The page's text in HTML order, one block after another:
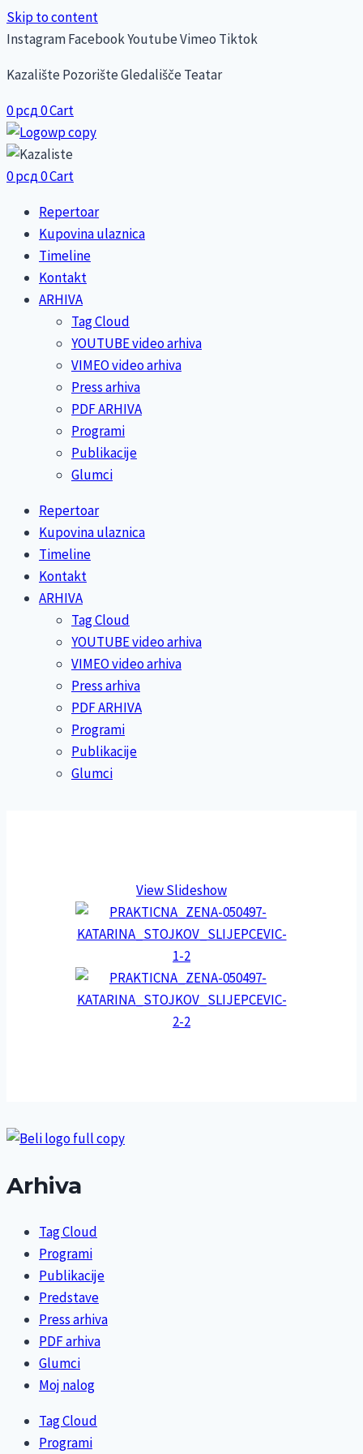
Skip to content
InstagramFacebookYoutubeVimeo Tiktok
Kazalište Pozorište Gledališče Teatar
0рсд0Cart
0рсд0Cart
Repertoar
Kupovina ulaznica
Timeline
Kontakt
ARHIVA
Tag Cloud
YOUTUBE video arhiva
VIMEO video arhiva
Press arhiva
PDF ARHIVA
Programi
Publikacije
Glumci
Repertoar
Kupovina ulaznica
Timeline
Kontakt
ARHIVA
Tag Cloud
YOUTUBE video arhiva
VIMEO video arhiva
Press arhiva
PDF ARHIVA
Programi
Publikacije
Glumci
View Slideshow
Arhiva
Tag Cloud
Programi
Publikacije
Predstave
Press arhiva
PDF arhiva
Glumci
Moj nalog
Tag Cloud
Programi